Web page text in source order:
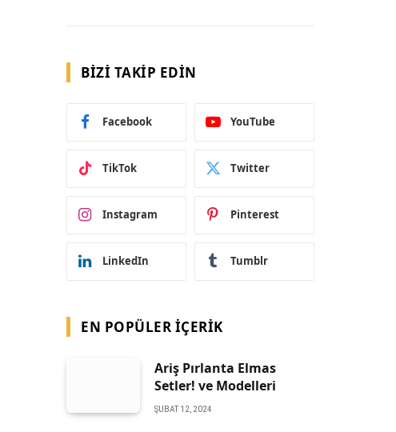
BIZI TAKIP EDIN
Facebook YouTube
TikTok Twitter
Instagram Pinterest
LinkedIn Tumblr
EN POPÜLER İÇERIK
Ariş Pırlanta Elmas
Setler! ve Modelleri
ŞUBAT 12, 2024